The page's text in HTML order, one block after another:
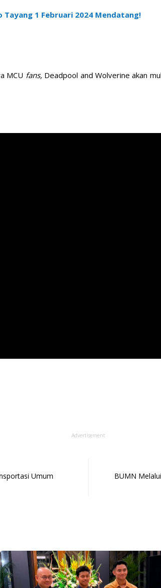
Tayang 1 Februari 2024 Mendatang!
MCU fans, Deadpool and Wolverine akan
Advertisement
Umum
BUMN